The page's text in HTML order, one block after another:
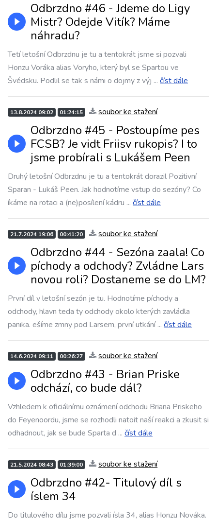
Odbrzdno #46 - Jdeme do Ligy
Mistr? Odejde Vitík? Máme
náhradu?
Tetí letošní Odbrzdnu je tu a tentokrát jsme si pozvali
Honzu Voráka alias Voryho, který byl se Spartou ve
Švédsku. Podlil se tak s námi o dojmy z výj ... číst dále
13.8.2024 09:02 01:24:15 soubor ke stažení
Odbrzdno #45 - Postoupíme pes
FCSB? Je vidt Friisv rukopis? I to
jsme probírali s Lukášem Peen
Druhý letošní Odbrzdnu je tu a tentokrát dorazil Pozitivní
Sparan - Lukáš Peen. Jak hodnotíme vstup do sezóny? Co
íkáme na rotaci a (ne)posílení kádru ... číst dále
21.7.2024 19:06 00:41:20 soubor ke stažení
Odbrzdno #44 - Sezóna zaala! Co
píchody a odchody? Zvládne Lars
novou roli? Dostaneme se do LM?
První díl v letošní sezón je tu. Hodnotíme píchody a
odchody, hlavn teda ty odchody okolo kterých zavládla
panika. ešíme zmny pod Larsem, první utkání... číst dále
14.6.2024 09:11 00:26:27 soubor ke stažení
Odbrzdno #43 - Brian Priske
odchází, co bude dál?
Vzhledem k oficiálnímu oznámení odchodu Briana Priskeho
do Feyenoordu, jsme se rozhodli natoit naší reakci a zkusit si
odhadnout, jak se bude Sparta d ... číst dále
21.5.2024 08:43 01:39:00 soubor ke stažení
Odbrzdno #42- Titulový díl s
íslem 34
Do titulového dílu jsme pozvali ísla 34, alias Honzu Nováka.